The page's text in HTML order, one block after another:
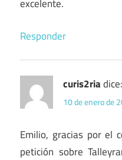
excelente.
Responder
curis2riadice:
10 de enero de
Emilio, gracias por el
petición sobre